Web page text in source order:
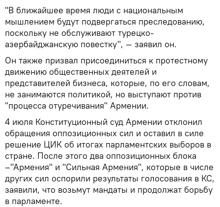
"В ближайшее время люди с национальным
мышлением будут подвергаться преследованию,
поскольку не обслуживают турецко-
азербайджанскую повестку", — заявил он.
Он также призвал присоединиться к протестному
движению общественных деятелей и
представителей бизнеса, которые, по его словам,
не занимаются политикой, но выступают против
"процесса отуречивания" Армении.
4 июля Конституционный суд Армении отклонил
обращения оппозиционных сил и оставил в силе
решение ЦИК об итогах парламентских выборов в
стране. После этого два оппозиционных блока
–"Армения" и "Сильная Армения", которые в числе
других сил оспорили результаты голосования в КС,
заявили, что возьмут мандаты и продолжат борьбу
в парламенте.